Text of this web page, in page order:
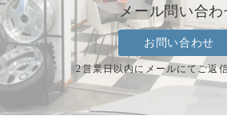
メール問い合わ
お問い合わせ
2営業日以内にメールにてご返